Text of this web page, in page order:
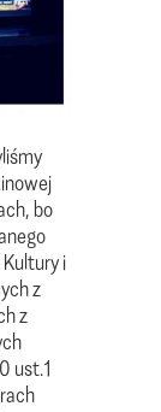
bo
i
z
z
ust.1